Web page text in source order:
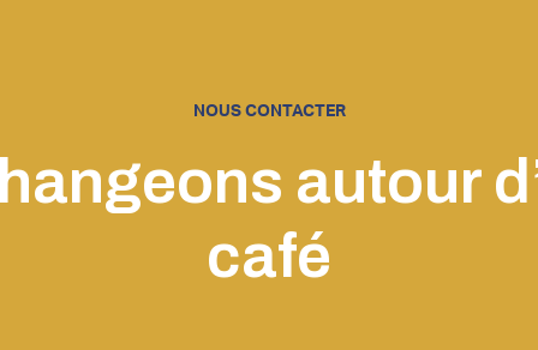
NOUS CONTACTER
autour
café